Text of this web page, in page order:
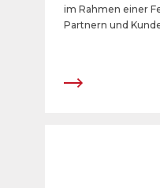
im Rahmen einer
Partnern und
und bilden das
Bezug auf
gesetzt. Nach der
ePanels f&uuml;r